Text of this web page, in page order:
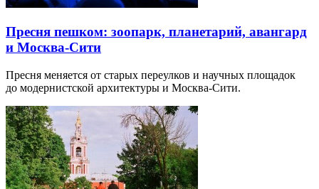
Пресня пешком: зоопарк, планетарий, авангард
и Москва-Сити
Пресня меняется от старых переулков и научных площадок
до модернистской архитектуры и Москва-Сити.